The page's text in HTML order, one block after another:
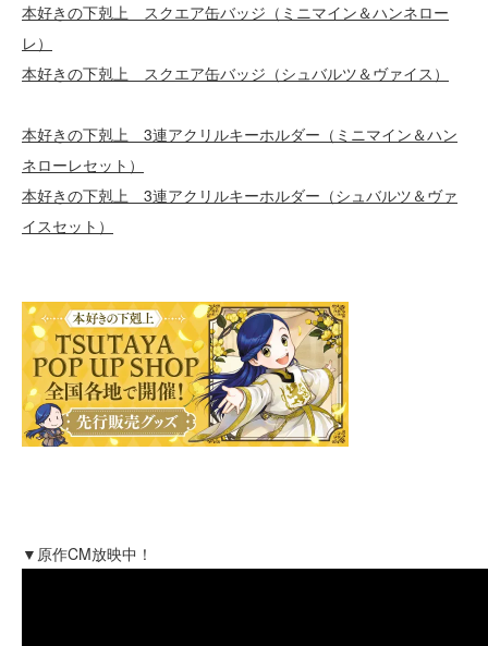
本好きの下剋上 スクエア缶バッジ（ミニマイン＆ハンネロー
レ）
本好きの下剋上 スクエア缶バッジ（シュバルツ＆ヴァイス）
本好きの下剋上 3連アクリルキーホルダー（ミニマイン＆ハン
ネローレセット）
本好きの下剋上 3連アクリルキーホルダー（シュバルツ＆ヴァ
イスセット）
▼原作CM放映中！